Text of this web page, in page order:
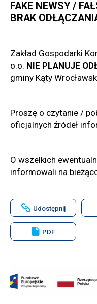
FAKE NEWSY /
BRAK
Zakład Gospodarki
o.o. NIE PLANUJE
gminy Kąty
Proszę o czytanie /
oficjalnych źródeł
O wszelkich
informowali na
Udostępnij
PDF
Will
open
in